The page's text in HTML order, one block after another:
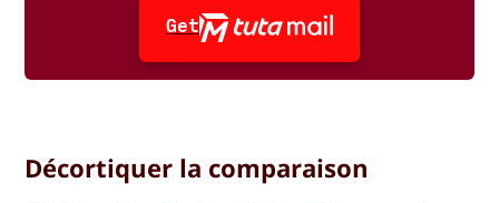
Get
Décortiquer la comparaison